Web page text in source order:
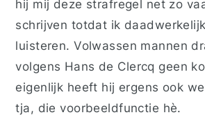
hij mij deze strafregel net zo
schrijven totdat ik
luisteren. Volwassen mannen
volgens Hans de Clercq geen
eigenlijk heeft hij ergens ook
tja, die voorbeeldfunctie hè.